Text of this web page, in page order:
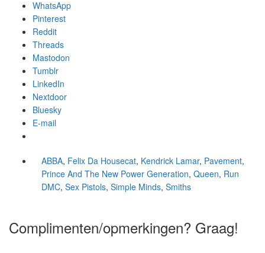
WhatsApp
Pinterest
Reddit
Threads
Mastodon
Tumblr
LinkedIn
Nextdoor
Bluesky
E-mail
ABBA, Felix Da Housecat, Kendrick Lamar, Pavement,
Prince And The New Power Generation, Queen, Run
DMC, Sex Pistols, Simple Minds, Smiths
Complimenten/opmerkingen? Graag!